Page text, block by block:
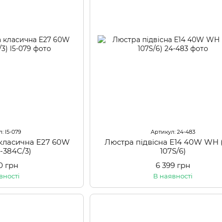
l5-079
E27 60W
384C/3)
грн
Артикул: 24-483
Люстра підвісна E14 40W WH
107S/6)
6 399 грн
В наявності